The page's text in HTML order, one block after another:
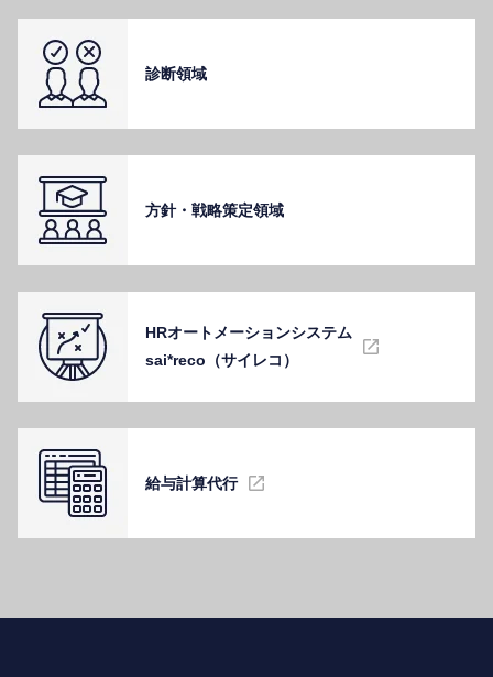
診断領域
⽅針・戦略策定領域
HRオートメーションシステム
sai*reco（サイレコ）
給与計算代⾏